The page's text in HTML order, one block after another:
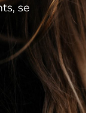
se